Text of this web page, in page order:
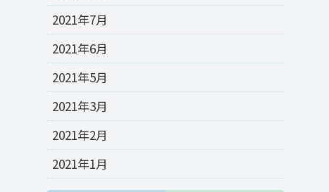
2021年7月
2021年6月
2021年5月
2021年3月
2021年2月
2021年1月